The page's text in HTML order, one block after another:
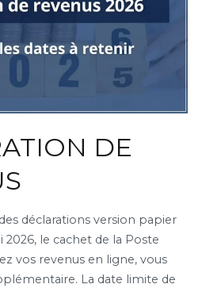
DE
déclarations version papier
2026, le cachet de la Poste
vos revenus en ligne, vous
La date limite de